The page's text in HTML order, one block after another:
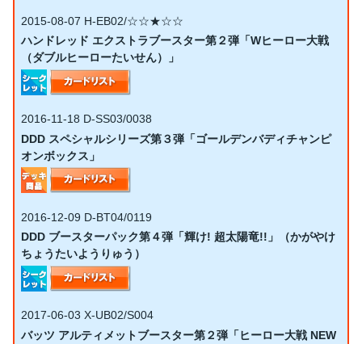
2015-08-07 H-EB02/☆☆★☆☆
ハンドレッド エクストラブースター第２弾「Wヒーロー大戦
（ダブルヒーローたいせん）」
2016-11-18 D-SS03/0038
DDD スペシャルシリーズ第３弾「ゴールデンバディチャンピ
オンボックス」
2016-12-09 D-BT04/0119
DDD ブースターパック第４弾「輝け! 超太陽竜!!」（かがやけ
ちょうたいようりゅう）
2017-06-03 X-UB02/S004
バッツ アルティメットブースター第２弾「ヒーロー大戦 NEW